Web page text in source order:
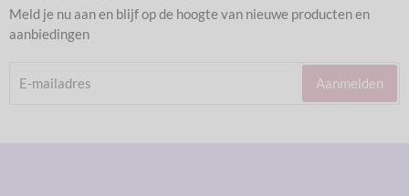
Meld je nu aan en blijf op de hoogte van nieuwe producten en
aanbiedingen
Aanmelden